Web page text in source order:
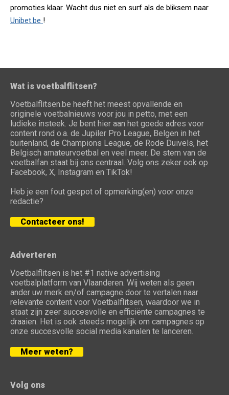
promoties klaar. Wacht dus niet en surf als de bliksem naar
Unibet.be !
Wat is voetbalflitsen?
Voetbalflitsen.be heeft het meest opvallende en
originele voetbalnieuws voor jou in petto, met een
ludieke insteek. Je bent hier aan het goede adres voor
content rond o.a. de Jupiler Pro League, Belgen in het
buitenland, de Champions League, de Rode Duivels, het
Belgisch amateurvoetbal en veel meer. De stem van de
voetbalfan staat bij ons centraal. Volg ons zeker ook op
Facebook, X, Instagram en TikTok!
Heb je een fout gespot of opmerking(en) voor onze
redactie?
Contacteer ons!
Adverteren
Voetbalflitsen is het #1 native advertising
voetbalplatform van Vlaanderen. Wij weten als geen
ander uw merk en/of campagne door te vertalen naar
relevante content voor Voetbalflitsen, waardoor we in
staat zijn zeer succesvolle en efficiënte campagnes te
draaien. Het is ook steeds mogelijk om campagnes op
onze succesvolle social media kanalen te lanceren.
Meer weten?
Volg ons